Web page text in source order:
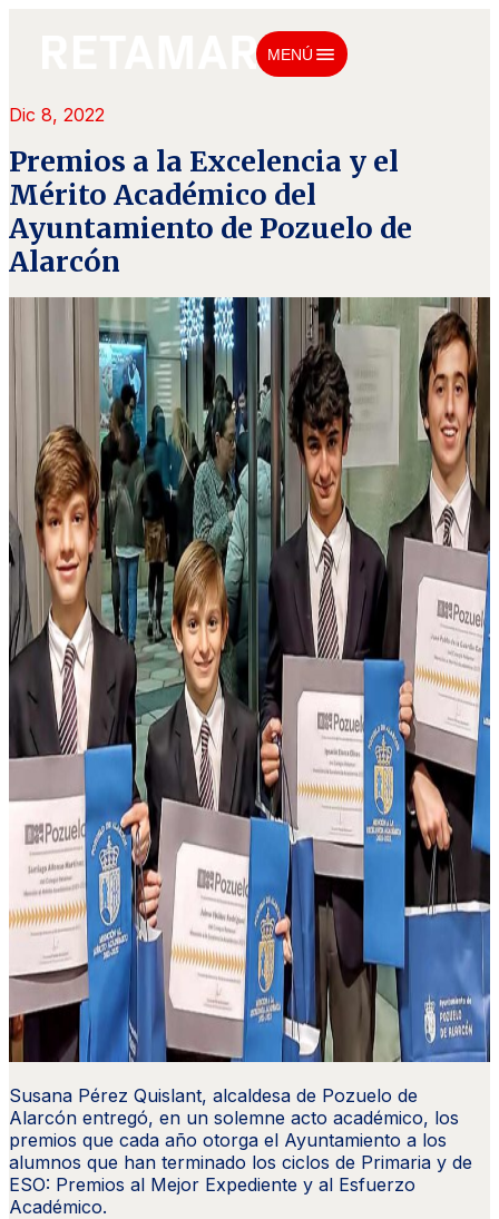
MENÚ menu
Dic 8, 2022
Premios a la Excelencia y el
Mérito Académico del
Ayuntamiento de Pozuelo de
Alarcón
Susana Pérez Quislant, alcaldesa de Pozuelo de
Alarcón entregó, en un solemne acto académico, los
premios que cada año otorga el Ayuntamiento a los
alumnos que han terminado los ciclos de Primaria y de
ESO: Premios al Mejor Expediente y al Esfuerzo
Académico.